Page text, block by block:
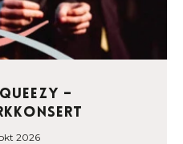
–
2026